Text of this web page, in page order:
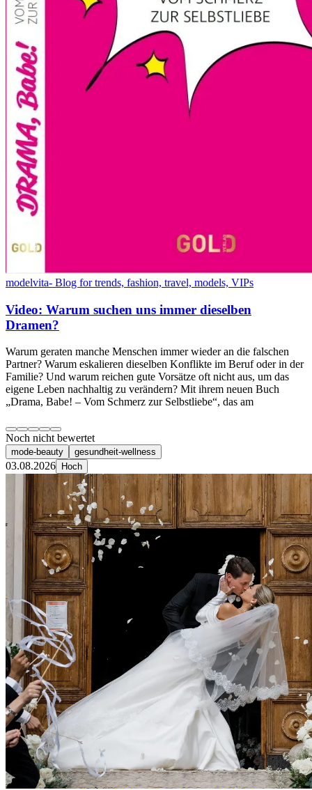
modelvita- Blog for trends, fashion, travel, models, VIPs
Video: Warum suchen uns immer dieselben
Dramen?
Warum geraten manche Menschen immer wieder an die falschen
Partner? Warum eskalieren dieselben Konflikte im Beruf oder in der
Familie? Und warum reichen gute Vorsätze oft nicht aus, um das
eigene Leben nachhaltig zu verändern? Mit ihrem neuen Buch
„Drama, Babe! – Vom Schmerz zur Selbstliebe“, das am
Noch nicht bewertet
mode-beauty gesundheit-wellness
03.08.2026 Hoch